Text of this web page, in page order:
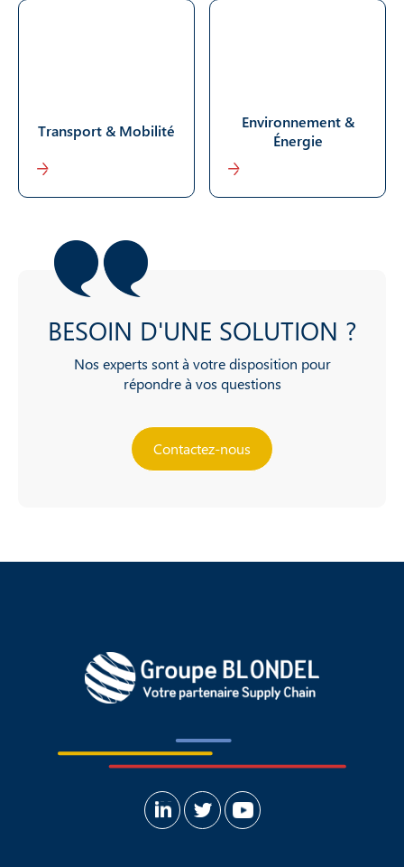
Transport & Mobilité
En savoir plus
Environnement &
Énergie
En savoir plus
BESOIN D'UNE SOLUTION ?
Nos experts sont à votre disposition pour
répondre à vos questions
Contactez-nous